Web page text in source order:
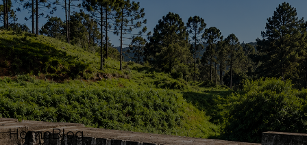
HomeBlog